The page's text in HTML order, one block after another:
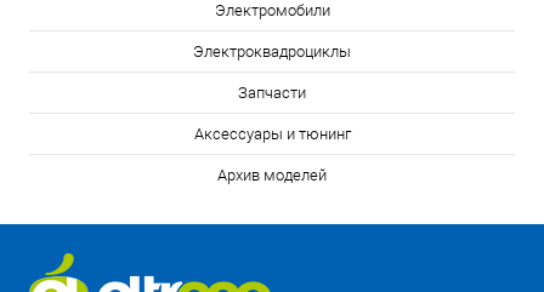
Электромобили
Электроквадроциклы
Запчасти
Аксессуары и тюнинг
Архив моделей